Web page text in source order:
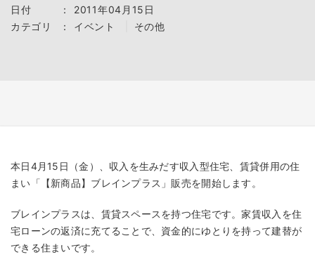
日付 ：
2011年04月15日
カテゴリ
： イベント その他
本日4月15日（金）、収入を生みだす収入型住宅、賃貸併用の住
まい「【新商品】ブレインプラス」販売を開始します。
ブレインプラスは、賃貸スペースを持つ住宅です。家賃収入を住
宅ローンの返済に充てることで、資金的にゆとりを持って建替が
できる住まいです。